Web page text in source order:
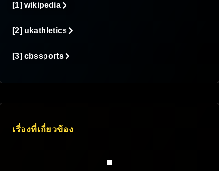
[1] wikipedia
[2] ukathletics
[3] cbssports
เรื่องที่เกี่ยวข้อง